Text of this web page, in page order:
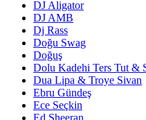
DJ Aligator
DJ AMB
Dj Rass
Doğu Swag
Doğuş
Dolu Kadehi Ters Tut &
Dua Lipa & Troye Sivan
Ebru Gündeş
Ece Seçkin
Ed Sheeran